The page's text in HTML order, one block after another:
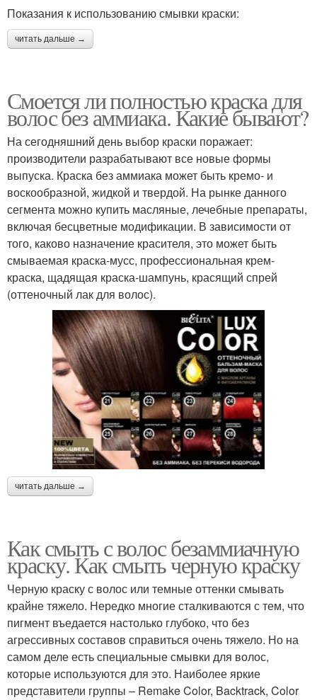
Показания к использованию смывки краски:
читать дальше →
Смоется ли полностью краска для
волос без аммиака. Какие бывают?
На сегодняшний день выбор краски поражает:
производители разрабатывают все новые формы
выпуска. Краска без аммиака может быть кремо- и
воскообразной, жидкой и твердой. На рынке данного
сегмента можно купить масляные, лечебные препараты,
включая бесцветные модификации. В зависимости от
того, каково назначение красителя, это может быть
смываемая краска-мусс, профессиональная крем-
краска, щадящая краска-шампунь, красящий спрей
(оттеночный лак для волос).
читать дальше →
Как смыть с волос безаммиачную
краску. Как смыть черную краску
Черную краску с волос или темные оттенки смывать
крайне тяжело. Нередко многие сталкиваются с тем, что
пигмент въедается настолько глубоко, что без
агрессивных составов справиться очень тяжело. Но на
самом деле есть специальные смывки для волос,
которые используются для это. Наиболее яркие
представители группы – Remake Color, Backtrack, Color